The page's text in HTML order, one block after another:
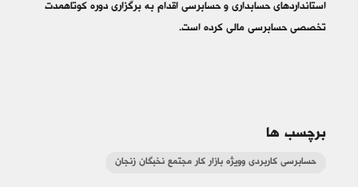
استانداردهای حسابداری و حسابرسی اقدام به برگزاری دوره کوتاه­‎مدت
تخصصی حسابرسی مالی کرده است.
برچسب ها
حسابرسی کاربردی وویژه بازار کار مجتمع نخبگان زنجان